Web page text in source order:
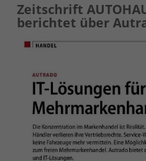
Zeitschrift
berichtet über